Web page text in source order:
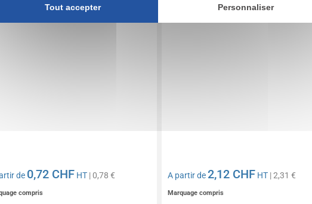
de 0,72 CHF HT | 0,78 €
compris
A partir de2,12 CHF HT| 2,31 €
Marquage compris
Tout accepter Personnaliser